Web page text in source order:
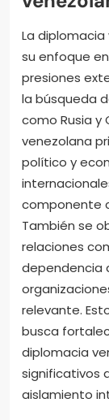
La
su enfoque
presiones
la búsqueda
como Rusia y
venezolana
político y
componente
También se
relaciones
dependencia
relevante.
busca
diplomacia
significativos
aislamiento